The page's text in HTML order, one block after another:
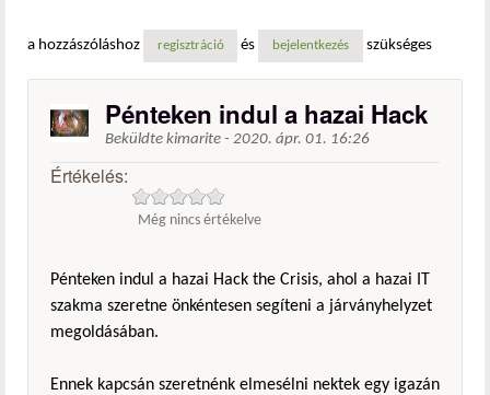
a hozzászóláshoz regisztráció és bejelentkezés szükséges
Pénteken indul a hazai Hack
Beküldte kimarite - 2020. ápr. 01. 16:26
Értékelés:
Még nincs értékelve
Pénteken indul a hazai Hack the Crisis, ahol a hazai IT
szakma szeretne önkéntesen segíteni a járványhelyzet
megoldásában.
Ennek kapcsán szeretnénk elmesélni nektek egy igazán